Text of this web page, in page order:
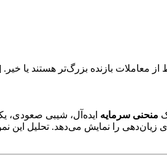
منحنی سرمایه ایده‌آل، شیبی صعودی،
را نمایش می‌دهد. تحلیل این